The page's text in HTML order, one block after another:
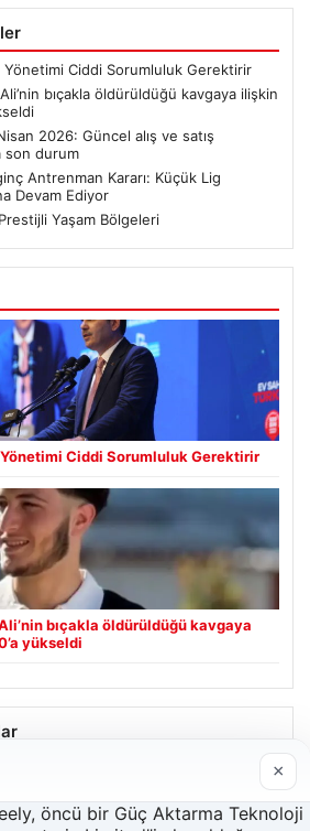
Yönetimi Ciddi Sorumluluk Gerektirir
bıçakla öldürüldüğü kavgaya ilişkin
2026: Güncel alış ve satış
son durum
Antrenman Kararı: Küçük Lig
Devam Ediyor
Yaşam Bölgeleri
Ciddi Sorumluluk Gerektirir
bıçakla öldürüldüğü kavgaya
yükseldi
×